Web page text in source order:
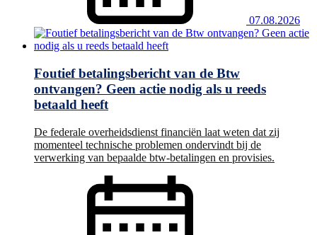
07.08.2026
Foutief betalingsbericht van de Btw
ontvangen? Geen actie nodig als u reeds
betaald heeft
De federale overheidsdienst financiën laat weten dat zij
momenteel technische problemen ondervindt bij de
verwerking van bepaalde btw-betalingen en provisies.